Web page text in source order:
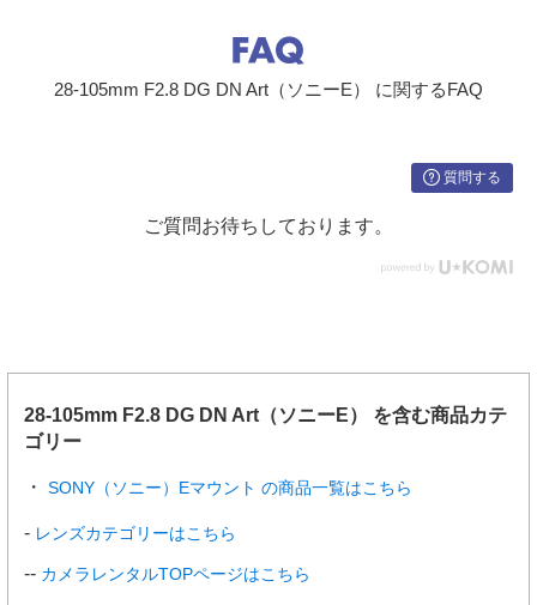
28-105mm F2.8 DG DN Art（ソニーE） に関するFAQ
質問する
ご質問お待ちしております。
28-105mm F2.8 DG DN Art（ソニーE） を含む商品カテ
ゴリー
SONY（ソニー）Eマウント の商品一覧はこちら
レンズカテゴリーはこちら
カメラレンタルTOPページはこちら